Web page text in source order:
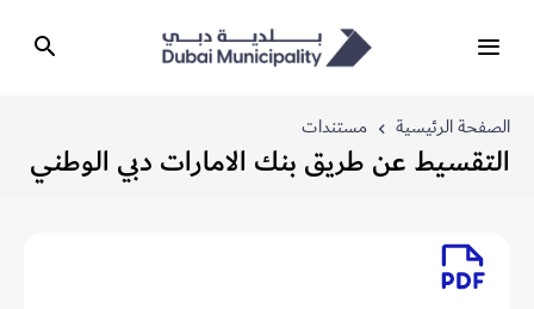
الصفحة الرئيسية مستندات
التقسيط عن طريق بنك الامارات دبي الوطني